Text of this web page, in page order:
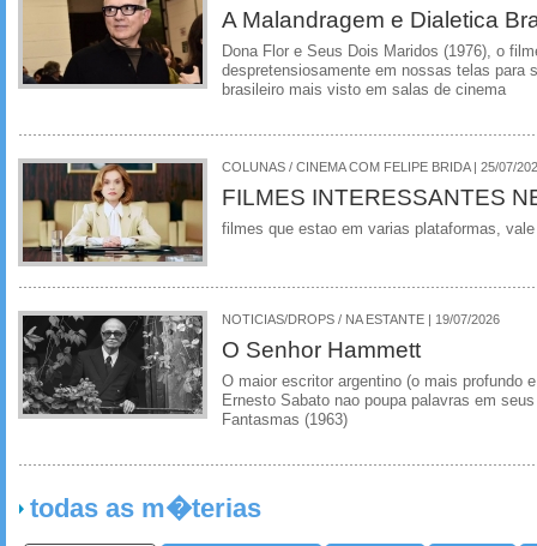
A Malandragem e Dialetica
Dona Flor e Seus Dois Maridos (1976), o
despretensiosamente em nossas telas para
brasileiro mais visto em salas de cinema
COLUNAS / CINEMA COM FELIPE BRIDA | 25/07/
FILMES INTERESSANTES
filmes que estao em varias plataformas,
NOTICIAS/DROPS / NA ESTANTE | 19/07/2026
O Senhor Hammett
O maior escritor argentino (o mais profundo
Ernesto Sabato nao poupa palavras em
Fantasmas (1963)
todas as m�terias